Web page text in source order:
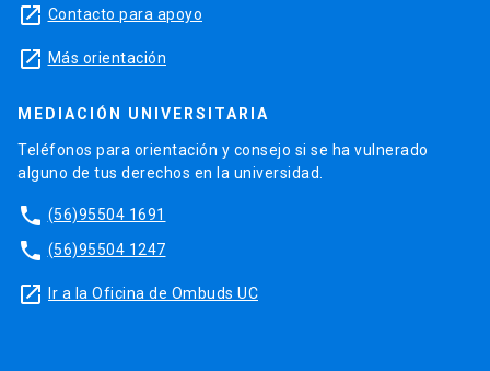
launch Contacto para apoyo
launch Más orientación
MEDIACIÓN UNIVERSITARIA
Teléfonos para orientación y consejo si se ha vulnerado
alguno de tus derechos en la universidad.
phone (56)95504 1691
phone (56)95504 1247
launch Ir a la Oficina de Ombuds UC